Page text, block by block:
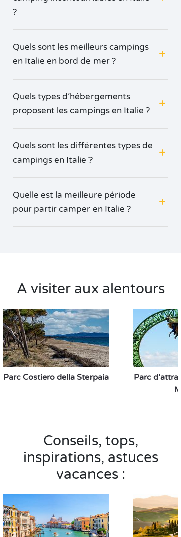
?
Quels sont les meilleurs campings
en Italie en bord de mer ?
Quels types d’hébergements
proposent les campings en Italie ?
Quels sont les différentes types de
campings en Italie ?
Quelle est la meilleure période
pour partir camper en Italie ?
A visiter aux alentours
Parc Costiero della Sterpaia
Parc
Conseils, tops,
inspirations, astuces
vacances :